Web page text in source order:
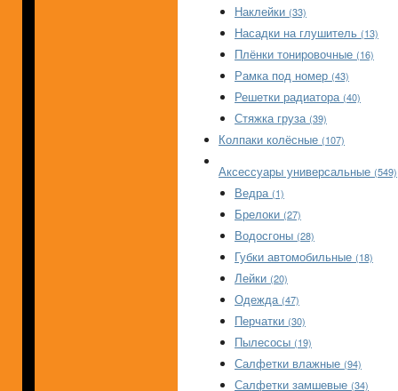
Наклейки (33)
Насадки на глушитель (13)
Плёнки тонировочные (16)
Рамка под номер (43)
Решетки радиатора (40)
Стяжка груза (39)
Колпаки колёсные (107)
Аксессуары универсальные (549)
Ведра (1)
Брелоки (27)
Водосгоны (28)
Губки автомобильные (18)
Лейки (20)
Одежда (47)
Перчатки (30)
Пылесосы (19)
Салфетки влажные (94)
Салфетки замшевые (34)